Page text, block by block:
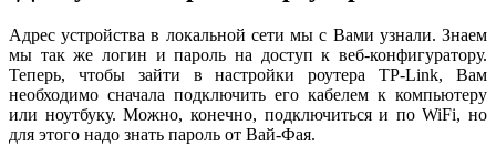
Адрес устройства в локальной сети мы с Вами узнали. Знаем
мы так же логин и пароль на доступ к веб-конфигуратору.
Теперь, чтобы зайти в настройки роутера TP-Link, Вам
необходимо сначала подключить его кабелем к компьютеру
или ноутбуку. Можно, конечно, подключиться и по WiFi, но
для этого надо знать пароль от Вай-Фая.